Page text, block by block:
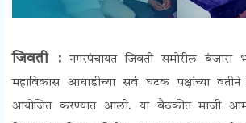
जिवती : नगरपंचायत जिवती समोरील
महाविकास आघाडीच्या सर्व घटक पक्षांच्या
आयोजित करण्यात आली. या बैठकीत माजी